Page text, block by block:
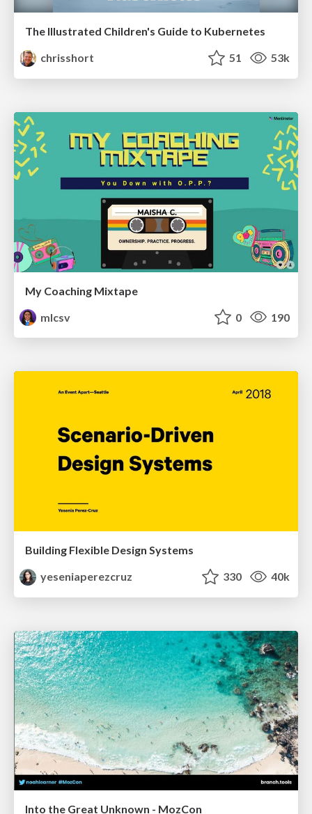
The Illustrated Children's Guide to Kubernetes
chrisshort
51 53k
My Coaching Mixtape
mlcsv
0 190
Building Flexible Design Systems
yeseniaperezcruz
330 40k
Into the Great Unknown - MozCon